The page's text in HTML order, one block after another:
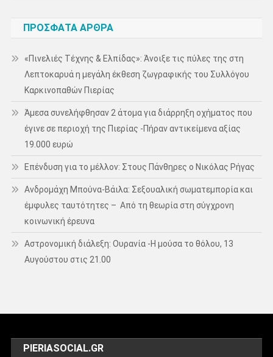
ΠΡΌΣΦΑΤΑ ΆΡΘΡΑ
«Πινελιές Τέχνης & Ελπίδας»: Άνοιξε τις πύλες της στη
Λεπτοκαρυά η μεγάλη έκθεση ζωγραφικής του Συλλόγου
Καρκινοπαθών Πιερίας
Άμεσα συνελήφθησαν 2 άτομα για διάρρηξη οχήματος που
έγινε σε περιοχή της Πιερίας -Πήραν αντικείμενα αξίας
19.000 ευρώ
Επένδυση για το μέλλον: Στους Πάνθηρες ο Νικόλας Ρήγας
Ανδρομάχη Μπούνα-Βάιλα: Σεξουαλική σωματεμπορία και
έμφυλες ταυτότητες – Από τη θεωρία στη σύγχρονη
κοινωνική έρευνα
Αστρονομική διάλεξη: Ουρανία -Η μούσα το θόλου, 13
Αυγούστου στις 21.00
PIERIASOCIAL.GR